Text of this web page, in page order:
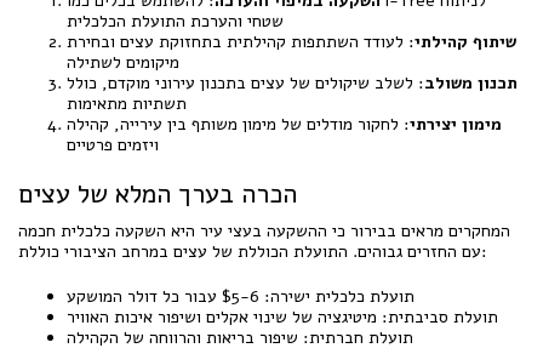
שטחי והערכת התועלת הכלכלית
שיתוף קהילתי: לעודד השתתפות קהילתית בתחזוקת עצים ובחירת
מיקומים לשתילה
תכנון משולב: לשלב שיקולים של עצים בתכנון עירוני מוקדם, כולל
תשתיות מתאימות
מימון יצירתי: לחקור מודלים של מימון משותף בין עירייה, קהילה
ויזמים פרטיים
הכרה בערך המלא של עצים
המחקרים מראים בבירור כי ההשקעה בעצי עיר היא השקעה כלכלית חכמה
עם החזרים גבוהים. התועלת הכוללת של עצים במרחב הציבורי כוללת:
תועלת כלכלית ישירה: $5-6 עבור כל דולר המושקע
תועלת סביבתית: מיטיגציה של שינוי אקלים ושיפור איכות האוויר
תועלת חברתית: שיפור בריאות והרווחה של הקהילה